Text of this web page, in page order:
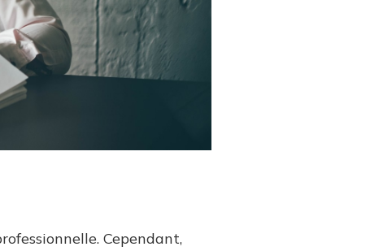
Cependant,